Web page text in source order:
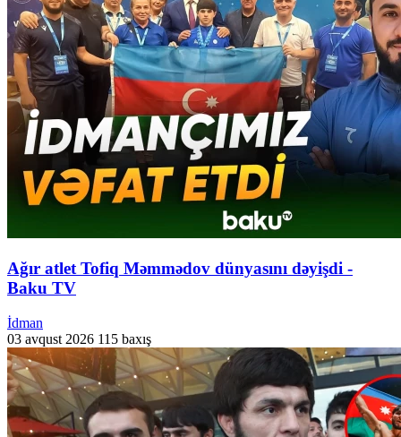
Ağır atlet Tofiq Məmmədov dünyasını dəyişdi -
Baku TV
İdman
03 avqust 2026 115 baxış